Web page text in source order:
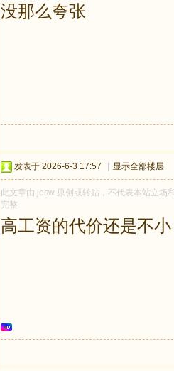
没那么夸张
发表于 2026-6-3 17:57 显示全部楼层
此文章由 jesw 原创或转贴，不代表本站立场
完整
高工资的代价还是不小